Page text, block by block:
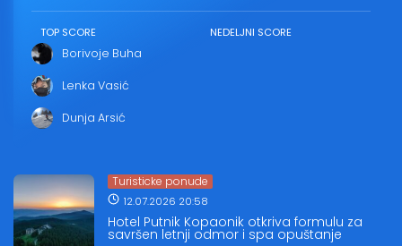
TOP SCORE
Borivoje Buha
Lenka Vasić
Dunja Arsić
NEDELJNI SCORE
Turisticke ponude
12.07.2026 20:58
Hotel Putnik Kopaonik otkriva formulu za
savršen letnji odmor i spa opuštanje